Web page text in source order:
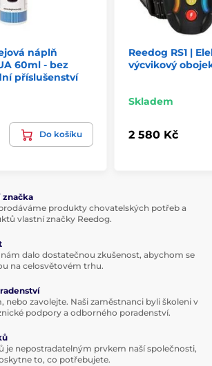
náplň
60ml - bez
příslušenství
Do košíku
Reedog RS1 |
výcvikový
Skladem
2 580 Kč
značka
produkty chovatelských potřeb a
vlastní značky Reedog.
dalo dostatečnou zkušenost, abychom se
na celosvětovém trhu.
nebo zavolejte. Naši zaměstnanci byli školeni v
podpory a odborného poradenství.
je nepostradatelným prvkem naší společnosti,
to, co potřebujete.